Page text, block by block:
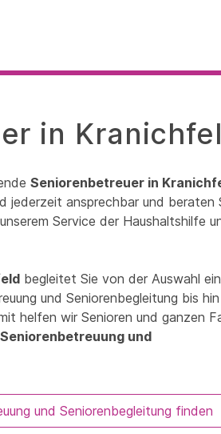
in
Seniorenbetreuer in
jederzeit ansprechbar und beraten
Service der Haushaltshilfe
begleitet Sie von der Auswahl
und Seniorenbegleitung bis
helfen wir Senioren und ganzen
Seniorenbetreuung und
und Seniorenbegleitung finden